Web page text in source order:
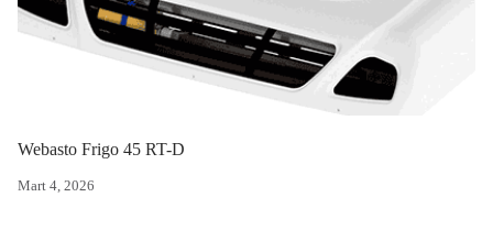
Mart 4, 2026
Webasto Frigo 45 RT-D